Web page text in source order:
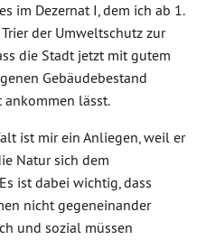
im Dezernat I, dem ich ab 1.
der Umweltschutz zur
die Stadt jetzt mit gutem
Gebäudebestand
ankommen lässt.
ist mir ein Anliegen, weil er
Natur sich dem
ist dabei wichtig, dass
nicht gegeneinander
und sozial müssen